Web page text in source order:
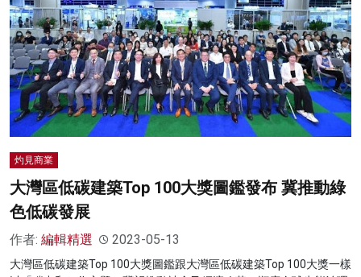
灼見商業
大灣區低碳建築Top 100大獎圖鑑發布 冀推動綠
色低碳發展
作者: 編輯精選 2023-05-13
大灣區低碳建築Top 100大獎圖鑑跟大灣區低碳建築Top 100大獎一樣